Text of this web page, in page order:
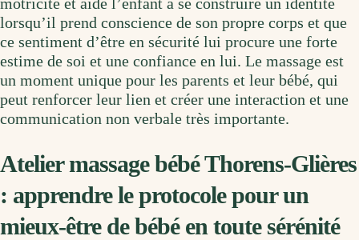
lorsqu’il prend conscience de son propre corps et que
ce sentiment d’être en sécurité lui procure une forte
estime de soi et une confiance en lui. Le massage est
un moment unique pour les parents et leur bébé, qui
peut renforcer leur lien et créer une interaction et une
communication non verbale très importante.
Atelier massage bébé Thorens-Glières
: apprendre le protocole pour un
mieux-être de bébé en toute sérénité